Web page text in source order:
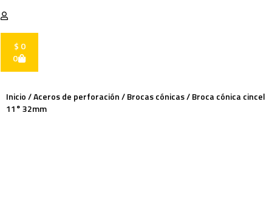
$ 0
0
Inicio/Aceros de perforación/Brocas cónicas/ Broca cónica cincel
11° 32mm